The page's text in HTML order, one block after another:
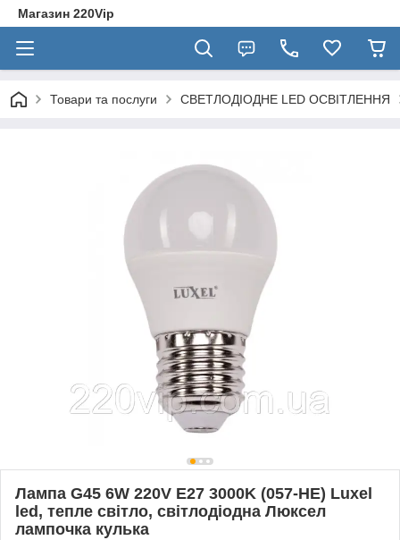
Магазин 220Vip
Товари та послуги СВЕТЛОДІОДНЕ LED ОСВІТЛЕННЯ
Лампа G45 6W 220V E27 3000K (057-HE) Luxel
led, тепле світло, світлодіодна Люксел
лампочка кулька